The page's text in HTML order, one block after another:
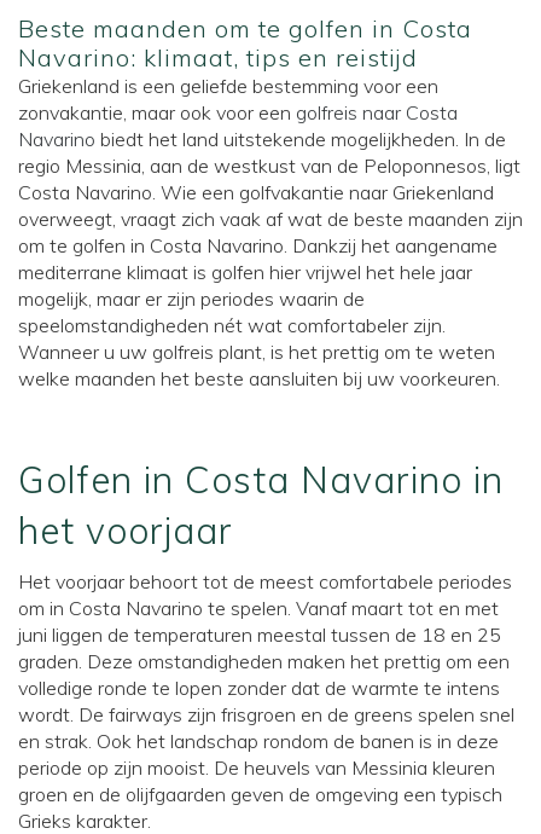
Beste maanden om te golfen in Costa
Navarino: klimaat, tips en reistijd
Griekenland is een geliefde bestemming voor een
zonvakantie, maar ook voor een golfreis naar Costa
Navarino biedt het land uitstekende mogelijkheden. In de
regio Messinia, aan de westkust van de Peloponnesos, ligt
Costa Navarino. Wie een golfvakantie naar Griekenland
overweegt, vraagt zich vaak af wat de beste maanden zijn
om te golfen in Costa Navarino. Dankzij het aangename
mediterrane klimaat is golfen hier vrijwel het hele jaar
mogelijk, maar er zijn periodes waarin de
speelomstandigheden nét wat comfortabeler zijn.
Wanneer u uw golfreis plant, is het prettig om te weten
welke maanden het beste aansluiten bij uw voorkeuren.
Golfen in Costa Navarino in
het voorjaar
Het voorjaar behoort tot de meest comfortabele periodes
om in Costa Navarino te spelen. Vanaf maart tot en met
juni liggen de temperaturen meestal tussen de 18 en 25
graden. Deze omstandigheden maken het prettig om een
volledige ronde te lopen zonder dat de warmte te intens
wordt. De fairways zijn frisgroen en de greens spelen snel
en strak. Ook het landschap rondom de banen is in deze
periode op zijn mooist. De heuvels van Messinia kleuren
groen en de olijfgaarden geven de omgeving een typisch
Grieks karakter.